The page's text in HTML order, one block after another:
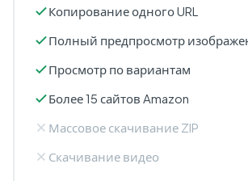
Копирование одного URL
Полный предпросмотр
Просмотр по вариантам
Более 15 сайтов Amazon
Массовое скачивание ZIP
Скачивание видео